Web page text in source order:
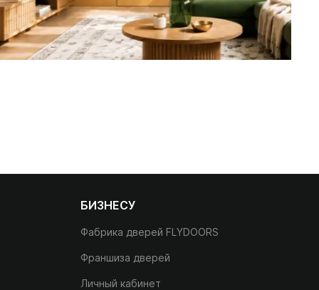
БИЗНЕСУ
Фабрика дверей FLYDOORS
Франшиза дверей
Личный кабинет